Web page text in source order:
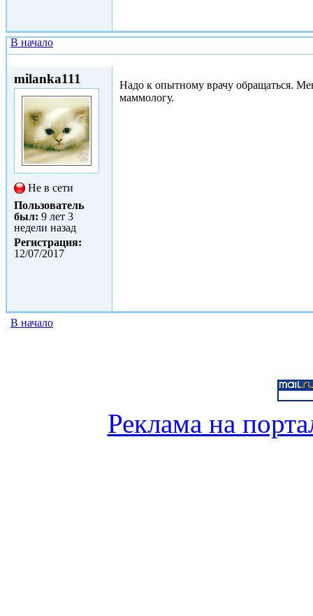
В начало
milanka111
Не в сети
Пользователь
был: 9 лет 3
недели назад
Регистрация:
12/07/2017
Надо к опытному врачу обращаться.
маммологу.
В начало
Реклама на